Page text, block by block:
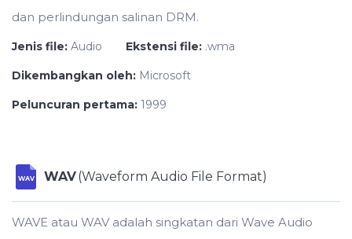
dan perlindungan salinan DRM.
Jenis file: Audio Ekstensi file: .wma
Dikembangkan oleh: Microsoft
Peluncuran pertama: 1999
WAV WAV(Waveform Audio File Format)
WAVE atau WAV adalah singkatan dari Wave Audio